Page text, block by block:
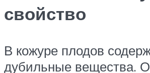
свойство
В кожуре плодов
дубильные вещества.